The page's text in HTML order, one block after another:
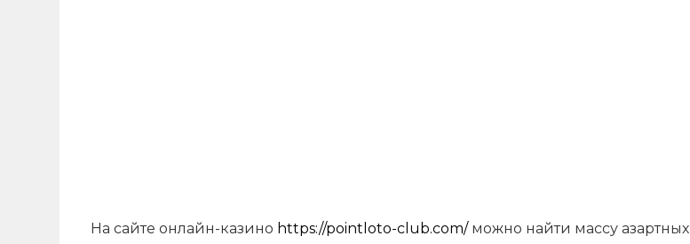
На сайте онлайн-казино https://pointloto-club.com/можно найти массу азартных